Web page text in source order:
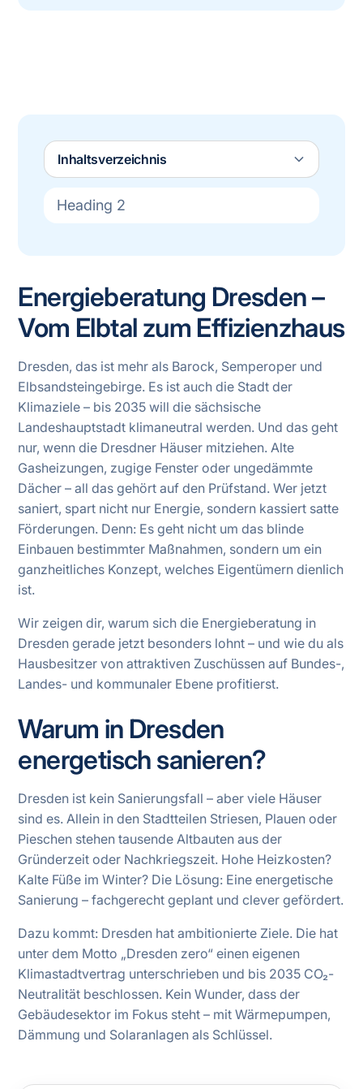
Inhaltsverzeichnis
Heading 2
Energieberatung Dresden –
Vom Elbtal zum Effizienzhaus
Dresden, das ist mehr als Barock, Semperoper und
Elbsandsteingebirge. Es ist auch die Stadt der
Klimaziele – bis 2035 will die sächsische
Landeshauptstadt klimaneutral werden. Und das geht
nur, wenn die Dresdner Häuser mitziehen. Alte
Gasheizungen, zugige Fenster oder ungedämmte
Dächer – all das gehört auf den Prüfstand. Wer jetzt
saniert, spart nicht nur Energie, sondern kassiert satte
Förderungen. Denn: Es geht nicht um das blinde
Einbauen bestimmter Maßnahmen, sondern um ein
ganzheitliches Konzept, welches Eigentümern dienlich
ist.
Wir zeigen dir, warum sich die Energieberatung in
Dresden gerade jetzt besonders lohnt – und wie du als
Hausbesitzer von attraktiven Zuschüssen auf Bundes-,
Landes- und kommunaler Ebene profitierst.
Warum in Dresden
energetisch sanieren?
Dresden ist kein Sanierungsfall – aber viele Häuser
sind es. Allein in den Stadtteilen Striesen, Plauen oder
Pieschen stehen tausende Altbauten aus der
Gründerzeit oder Nachkriegszeit. Hohe Heizkosten?
Kalte Füße im Winter? Die Lösung: Eine energetische
Sanierung – fachgerecht geplant und clever gefördert.
Dazu kommt: Dresden hat ambitionierte Ziele. Die hat
unter dem Motto „Dresden zero“ einen eigenen
Klimastadtvertrag unterschrieben und bis 2035 CO₂-
Neutralität beschlossen. Kein Wunder, dass der
Gebäudesektor im Fokus steht – mit Wärmepumpen,
Dämmung und Solaranlagen als Schlüssel.